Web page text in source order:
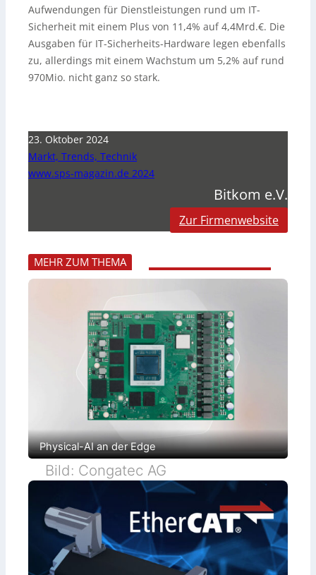
Aufwendungen für Dienstleistungen rund um IT-
Sicherheit mit einem Plus von 11,4% auf 4,4Mrd.€. Die
Ausgaben für IT-Sicherheits-Hardware legen ebenfalls
zu, allerdings mit einem Wachstum um 5,2% auf rund
970Mio. nicht ganz so stark.
23. Oktober 2024
Markt, Trends, Technik
www.sps-magazin.de 2024
Bitkom e.V.
Zur Firmenwebsite
MEHR ZUM THEMA
Physical-AI an der Edge
Bild: Congatec AG